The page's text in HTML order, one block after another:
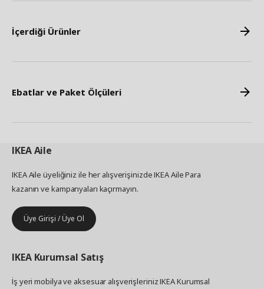
İçerdiği Ürünler
Ebatlar ve Paket Ölçüleri
IKEAAile
IKEA Aile üyeliğiniz ile her alışverişinizde IKEA Aile Para
kazanın ve kampanyaları kaçırmayın.
Üye Girişi / Üye Ol
IKEA Kurumsal Satış
İş yeri mobilya ve aksesuar alışverişleriniz IKEA Kurumsal